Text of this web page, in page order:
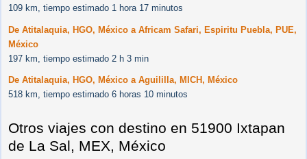
109 km, tiempo estimado 1 hora 17 minutos
De Atitalaquia, HGO, México a Africam Safari, Espiritu Puebla, PUE,
México
197 km, tiempo estimado 2 h 3 min
De Atitalaquia, HGO, México a Aguililla, MICH, México
518 km, tiempo estimado 6 horas 10 minutos
Otros viajes con destino en 51900 Ixtapan
de La Sal, MEX, México